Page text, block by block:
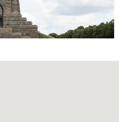
Outlook Live